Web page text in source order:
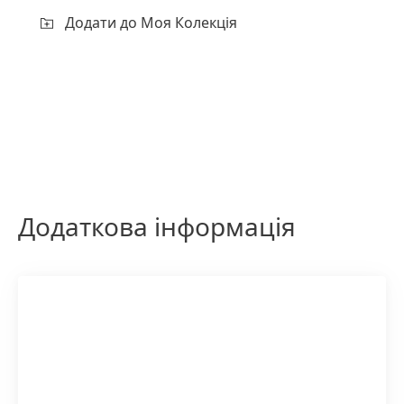
Додати до Моя Колекція
Додаткова інформація